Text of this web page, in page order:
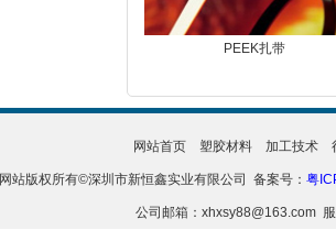
PEEK扎带
网站首页 塑胶材料 加工技术
网站版权所有©深圳市新恒鑫实业有限公司 备案号： 粤
公司邮箱：xhxsy88@163.com